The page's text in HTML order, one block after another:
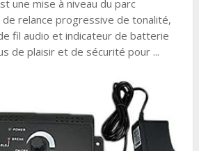
une mise à niveau du parc
relance progressive de tonalité,
fil audio et indicateur de batterie
de plaisir et de sécurité pour ...